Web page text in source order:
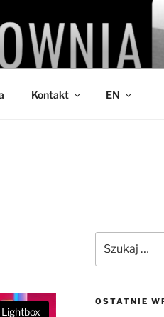
Kontakt EN
OSTATNIE